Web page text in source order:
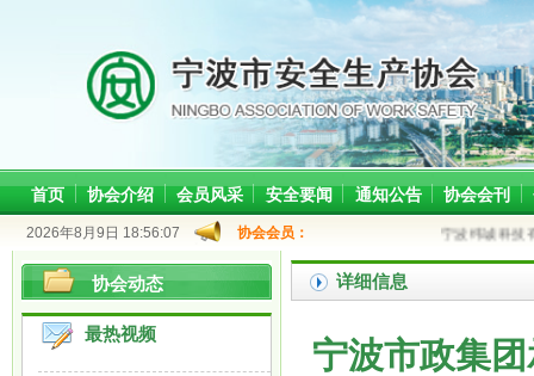
首页 协会介绍 会员风采 安全要闻 通知公告 协会会刊
2026年8月9日 18:56:07 协会会员： 宁波纬诚科技有
协会动态
最热视频
详细信息
宁波市政集